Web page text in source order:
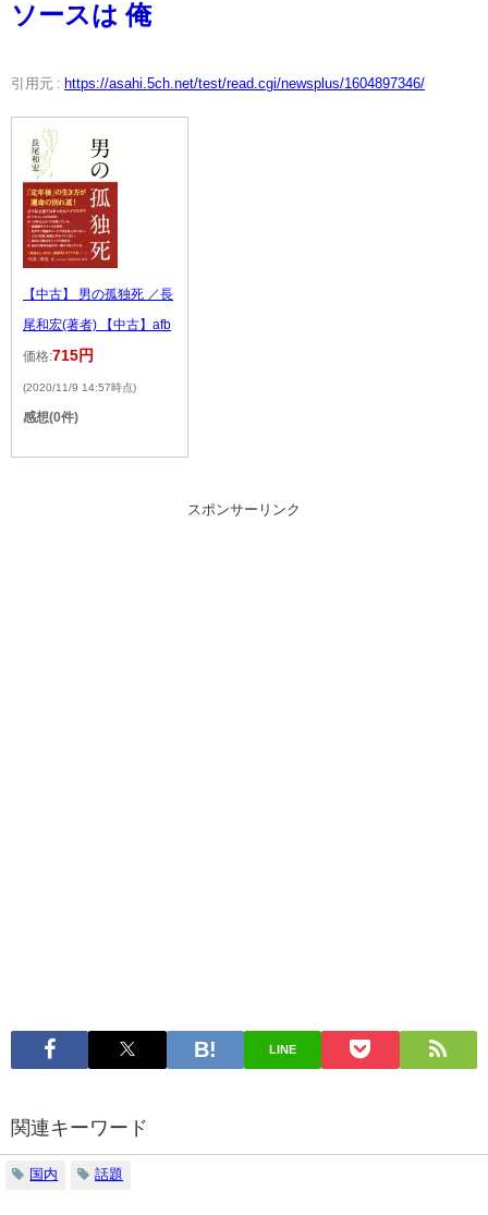
ソースは 俺
引用元 : https://asahi.5ch.net/test/read.cgi/newsplus/1604897346/
【中古】 男の孤独死 ／長
尾和宏(著者) 【中古】afb
価格:715円
(2020/11/9 14:57時点)
感想(0件)
スポンサーリンク
LINE
関連キーワード
国内 話題